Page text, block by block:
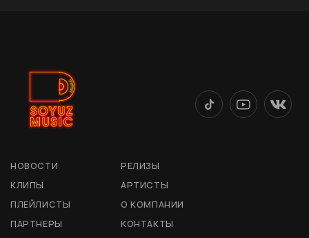
НОВОСТИ
РЕЛИЗЫ
КЛИПЫ
АРТИСТЫ
ПЛЕЙЛИСТЫ
О КОМПАНИИ
ПАРТНЕРЫ
КОНТАКТЫ